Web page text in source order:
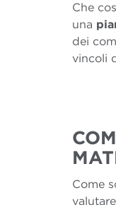
Che
una
dei
vincoli
Come